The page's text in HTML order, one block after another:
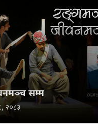
सम्म
२०८३